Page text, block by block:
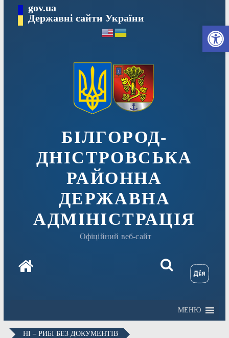
вмісту
gov.ua
Державні сайти України
БІЛГОРОД-
ДНІСТРОВСЬКА
РАЙОННА
ДЕРЖАВНА
АДМІНІСТРАЦІЯ
Офіційний веб-сайт
МЕНЮ
НІ – РИБІ БЕЗ ДОКУМЕНТІВ